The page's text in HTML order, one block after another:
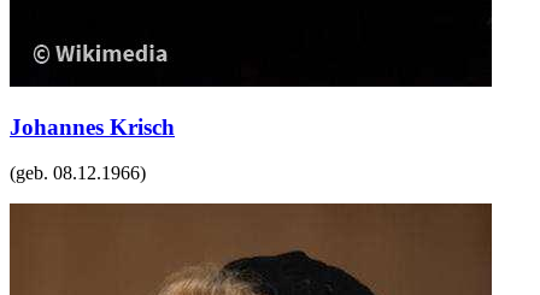
Johannes Krisch
(geb. 08.12.1966)